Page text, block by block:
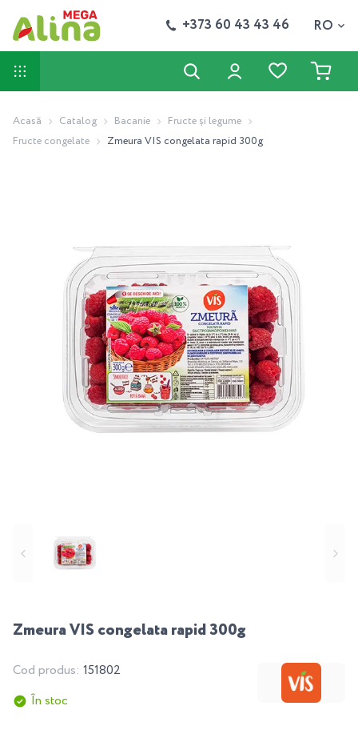
+373 60 43 43 46 RO
Acasă Catalog Bacanie
Fructe și legume
Fructe congelate
Zmeura VIS congelata rapid 300g
Zmeura VIS congelata rapid 300g
Cod produs: 151802
În stoc